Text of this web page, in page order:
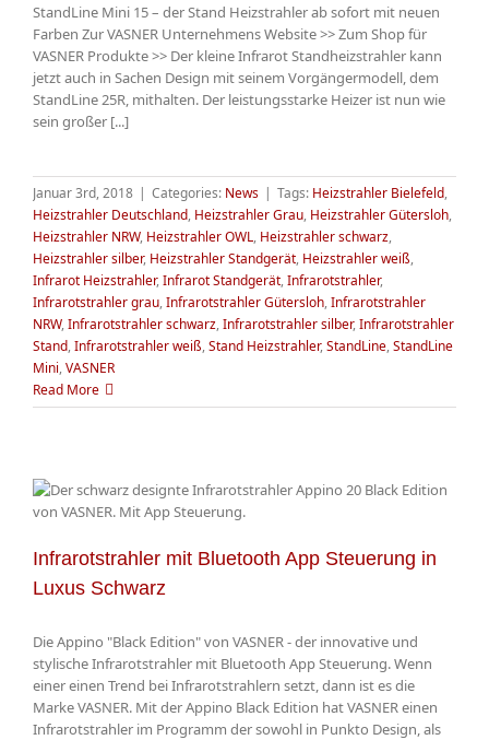
StandLine Mini 15 – der Stand Heizstrahler ab sofort mit neuen
Farben Zur VASNER Unternehmens Website >> Zum Shop für
VASNER Produkte >> Der kleine Infrarot Standheizstrahler kann
jetzt auch in Sachen Design mit seinem Vorgängermodell, dem
StandLine 25R, mithalten. Der leistungsstarke Heizer ist nun wie
sein großer [...]
Januar 3rd, 2018 | Categories: News | Tags: Heizstrahler Bielefeld,
Heizstrahler Deutschland, Heizstrahler Grau, Heizstrahler Gütersloh,
Heizstrahler NRW, Heizstrahler OWL, Heizstrahler schwarz,
Heizstrahler silber, Heizstrahler Standgerät, Heizstrahler weiß,
Infrarot Heizstrahler,Infrarot Standgerät,Infrarotstrahler,
Infrarotstrahler grau,Infrarotstrahler Gütersloh,Infrarotstrahler
NRW,Infrarotstrahler schwarz,Infrarotstrahler silber,Infrarotstrahler
Stand,Infrarotstrahler weiß,Stand Heizstrahler,StandLine,StandLine
Mini,VASNER
Read More
Infrarotstrahler mit Bluetooth App Steuerung in
Luxus Schwarz
Die Appino "Black Edition" von VASNER - der innovative und
stylische Infrarotstrahler mit Bluetooth App Steuerung. Wenn
einer einen Trend bei Infrarotstrahlern setzt, dann ist es die
Marke VASNER. Mit der Appino Black Edition hat VASNER einen
Infrarotstrahler im Programm der sowohl in Punkto Design, als